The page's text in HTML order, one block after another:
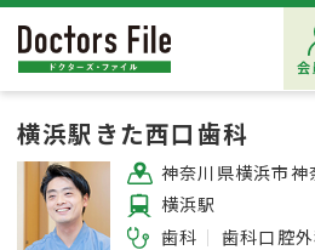
会
横浜駅きた西口歯科
神奈川県横浜市神奈川区鶴
横浜駅
歯科
歯科口腔